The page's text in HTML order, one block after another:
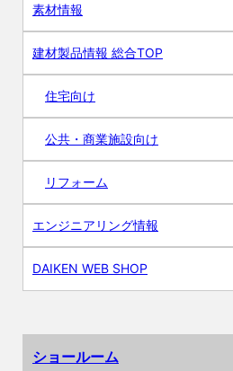
素材情報
建材製品情報 総合TOP
住宅向け
公共・商業施設向け
リフォーム
エンジニアリング情報
DAIKEN WEB SHOP
ショールーム